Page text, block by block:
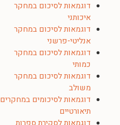
דוגמאות לסיכום במחקר
איכותני
דוגמאות לסיכום במחקר
אנליטי-פרשני
דוגמאות לסיכום במחקר
כמותי
דוגמאות לסיכום במחקר
משולב
דוגמאות לסיכומים במחקרים
תיאורטיים